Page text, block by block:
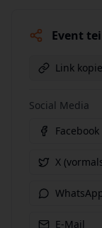
Event
Link
Social Media
Facebook
X
E-Mail